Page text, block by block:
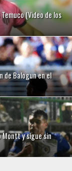
(Video de los
de Balogun en el
Montt y sigue sin